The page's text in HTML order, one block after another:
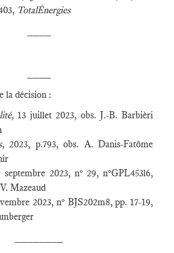
TotalÉnergies
la décision :
13 juillet 2023, obs. J.-B. Barbièri
, 2023, p.793, obs. A. Danis-Fatôme
septembre 2023, n° 29, n°GPL453l6,
Mazeaud
2023, n° BJS202m8, pp. 17-19,